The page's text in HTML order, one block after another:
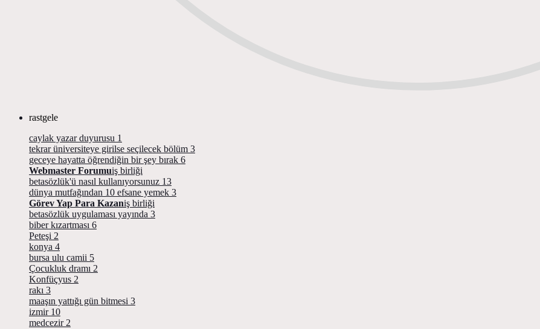
rastgele
caylak yazar duyurusu 1
tekrar üniversiteye girilse seçilecek bölüm 3
geceye hayatta öğrendiğin bir şey bırak 6
Webmaster Forumuiş birliği
betasözlük'ü nasıl kullanıyorsunuz 13
dünya mutfağından 10 efsane yemek 3
Görev Yap Para Kazaniş birliği
betasözlük uygulaması yayında 3
biber kızartması 6
Peteşi 2
konya 4
bursa ulu camii 5
Çocukluk dramı 2
Konfüçyus 2
rakı 3
maaşın yattığı gün bitmesi 3
izmir 10
medcezir 2